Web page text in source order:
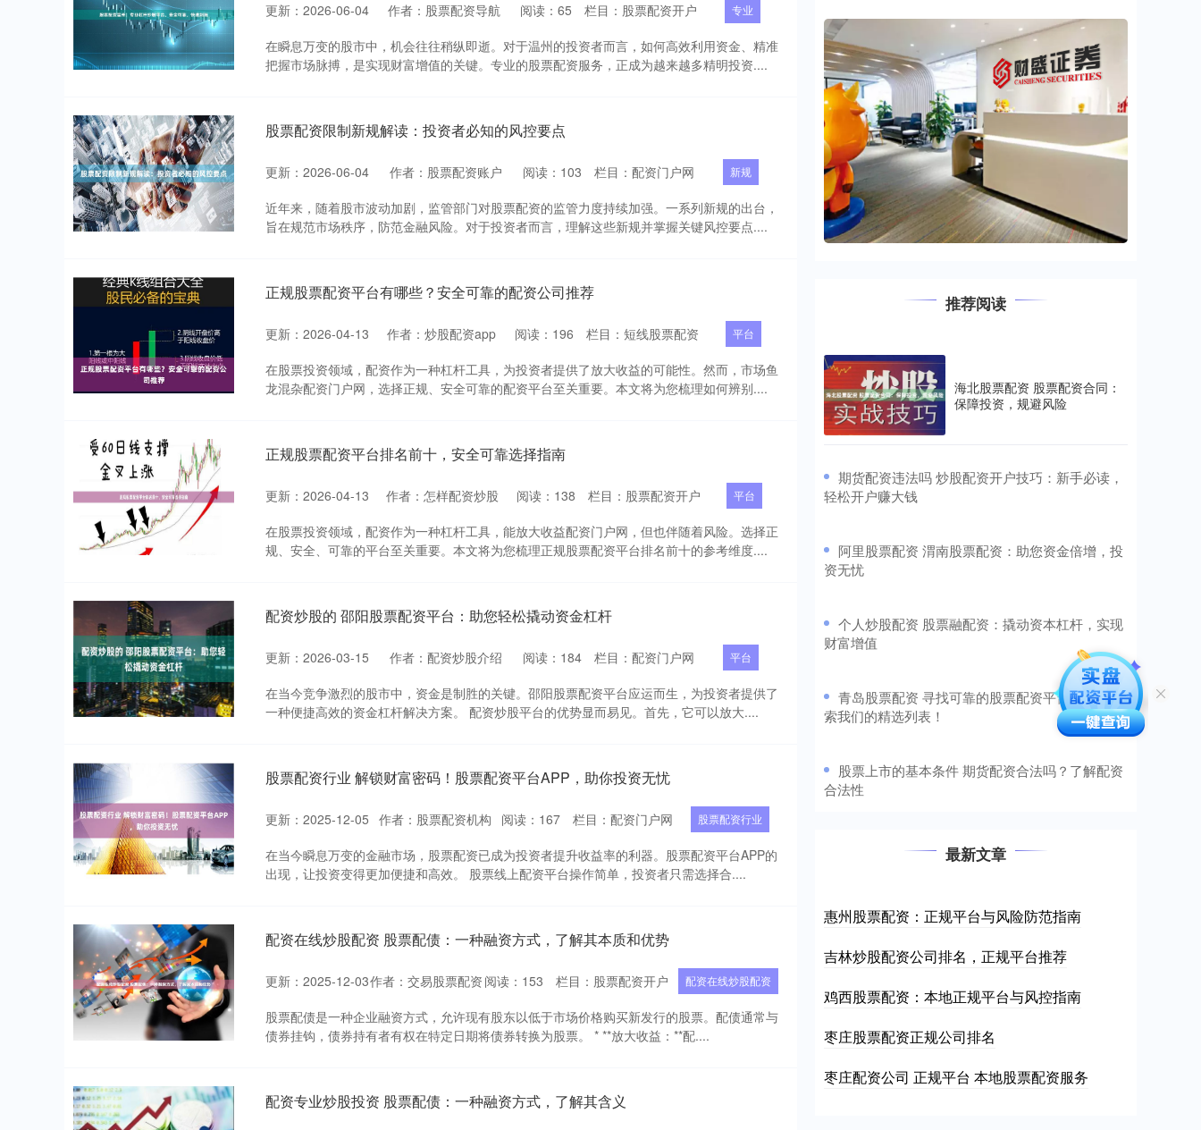
更新：2026-06-04 作者：股票配资导航 阅读： 65 栏目： 股票配资开户 专业
在瞬息万变的股市中，机会往往稍纵即逝。对于温州的投资者而言，如何高效利用资金、精准
把握市场脉搏，是实现财富增值的关键。专业的股票配资服务，正成为越来越多精明投资....
股票配资限制新规解读：投资者必知的风控要点
更新：2026-06-04 作者：股票配资账户 阅读： 103 栏目： 配资门户网 新规
近年来，随着股市波动加剧，监管部门对股票配资的监管力度持续加强。一系列新规的出台，
旨在规范市场秩序，防范金融风险。对于投资者而言，理解这些新规并掌握关键风控要点....
正规股票配资平台有哪些？安全可靠的配资公司推荐
更新：2026-04-13 作者：炒股配资app 阅读： 196 栏目： 短线股票配资 平台
在股票投资领域，配资作为一种杠杆工具，为投资者提供了放大收益的可能性。然而，市场鱼
龙混杂配资门户网，选择正规、安全可靠的配资平台至关重要。本文将为您梳理如何辨别....
正规股票配资平台排名前十，安全可靠选择指南
更新：2026-04-13 作者：怎样配资炒股 阅读： 138 栏目： 股票配资开户 平台
在股票投资领域，配资作为一种杠杆工具，能放大收益配资门户网，但也伴随着风险。选择正
规、安全、可靠的平台至关重要。本文将为您梳理正规股票配资平台排名前十的参考维度....
配资炒股的 邵阳股票配资平台：助您轻松撬动资金杠杆
更新：2026-03-15 作者：配资炒股介绍 阅读： 184 栏目： 配资门户网 平台
在当今竞争激烈的股市中，资金是制胜的关键。邵阳股票配资平台应运而生，为投资者提供了
一种便捷高效的资金杠杆解决方案。 配资炒股平台的优势显而易见。首先，它可以放大....
股票配资行业 解锁财富密码！股票配资平台APP，助你投资无忧
更新：2025-12-05 作者：股票配资机构 阅读： 167 栏目： 配资门户网 股票配资行业
在当今瞬息万变的金融市场，股票配资已成为投资者提升收益率的利器。股票配资平台APP的
出现，让投资变得更加便捷和高效。 股票线上配资平台操作简单，投资者只需选择合....
配资在线炒股配资 股票配债：一种融资方式，了解其本质和优势
更新：2025-12-03作者：交易股票配资 阅读： 153 栏目： 股票配资开户 配资在线炒股配资
股票配债是一种企业融资方式，允许现有股东以低于市场价格购买新发行的股票。配债通常与
债券挂钩，债券持有者有权在特定日期将债券转换为股票。 * **放大收益：**配....
配资专业炒股投资 股票配债：一种融资方式，了解其含义
推荐阅读
海北股票配资 股票配资合同：
保障投资，规避风险
​期货配资违法吗 炒股配资开户技巧：新手必读，
轻松开户赚大钱
​阿里股票配资 渭南股票配资：助您资金倍增，投
资无忧
​个人炒股配资 股票融配资：撬动资本杠杆，实现
财富增值
​青岛股票配资 寻找可靠的股票配资平台？快来探
索我们的精选列表！
​股票上市的基本条件 期货配资合法吗？了解配资
合法性
最新文章
惠州股票配资：正规平台与风险防范指南
吉林炒股配资公司排名，正规平台推荐
鸡西股票配资：本地正规平台与风控指南
枣庄股票配资正规公司排名
枣庄配资公司 正规平台 本地股票配资服务